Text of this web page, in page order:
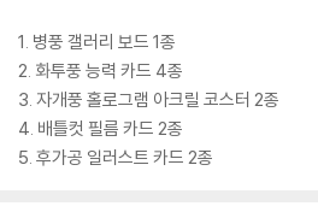
1. 병풍 갤러리 보드 1종
2. 화투풍 능력 카드 4종
3. 자개풍 홀로그램 아크릴 코스터 2종
4. 배틀컷 필름 카드 2종
5. 후가공 일러스트 카드 2종